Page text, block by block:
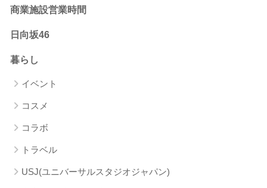
商業施設営業時間
日向坂46
暮らし
イベント
コスメ
コラボ
トラベル
USJ(ユニバーサルスタジオジャパン)